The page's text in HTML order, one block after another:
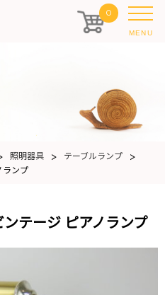
0
MENU
照明器具 > テーブルランプ >
ランプ
テージ ピアノランプ